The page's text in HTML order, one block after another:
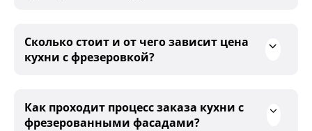
Сколько стоит и от чего зависит цена
кухни с фрезеровкой?
Как проходит процесс заказа кухни с
фрезерованными фасадами?